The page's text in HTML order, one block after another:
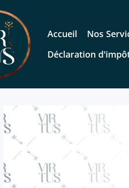
Accueil Nos
Déclaration